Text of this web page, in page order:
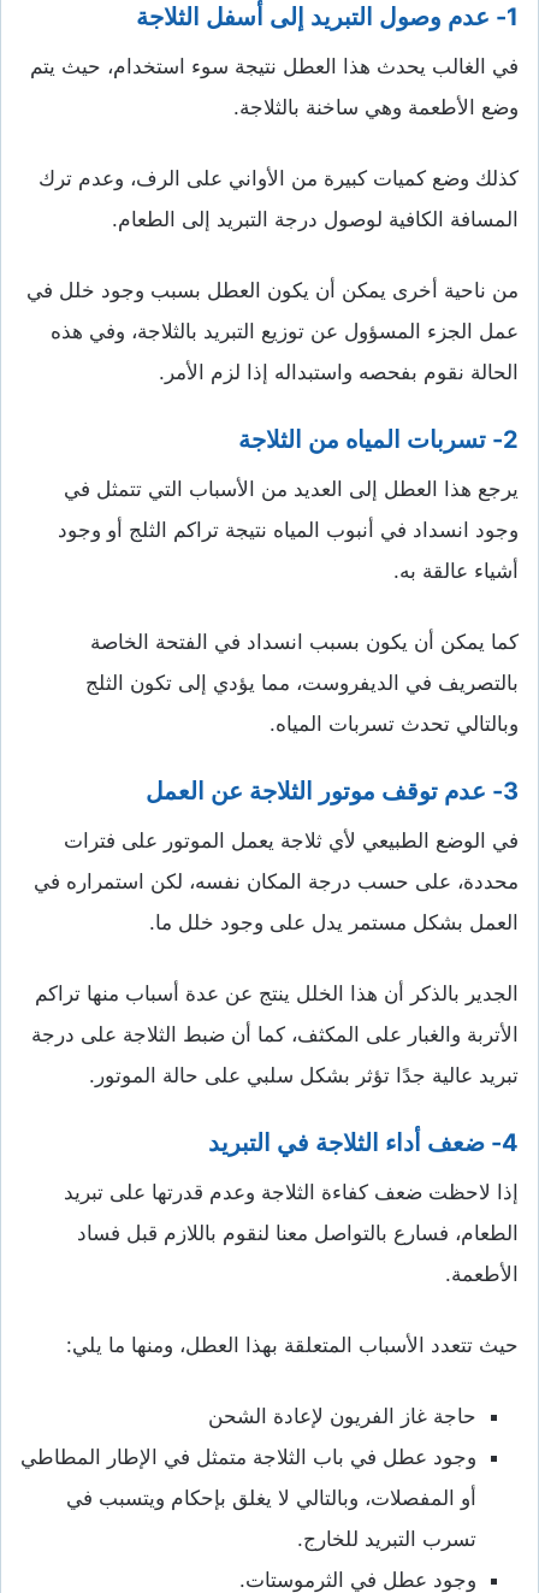
1- عدم وصول التبريد إلى أسفل الثلاجة
في الغالب يحدث هذا العطل نتيجة سوء استخدام، حيث يتم
وضع الأطعمة وهي ساخنة بالثلاجة.
كذلك وضع كميات كبيرة من الأواني على الرف، وعدم ترك
المسافة الكافية لوصول درجة التبريد إلى الطعام.
من ناحية أخرى يمكن أن يكون العطل بسبب وجود خلل في
عمل الجزء المسؤول عن توزيع التبريد بالثلاجة، وفي هذه
الحالة نقوم بفحصه واستبداله إذا لزم الأمر.
2- تسربات المياه من الثلاجة
يرجع هذا العطل إلى العديد من الأسباب التي تتمثل في
وجود انسداد في أنبوب المياه نتيجة تراكم الثلج أو وجود
أشياء عالقة به.
كما يمكن أن يكون بسبب انسداد في الفتحة الخاصة
بالتصريف في الديفروست، مما يؤدي إلى تكون الثلج
وبالتالي تحدث تسربات المياه.
3- عدم توقف موتور الثلاجة عن العمل
في الوضع الطبيعي لأي ثلاجة يعمل الموتور على فترات
محددة، على حسب درجة المكان نفسه، لكن استمراره في
العمل بشكل مستمر يدل على وجود خلل ما.
الجدير بالذكر أن هذا الخلل ينتج عن عدة أسباب منها تراكم
الأتربة والغبار على المكثف، كما أن ضبط الثلاجة على درجة
تبريد عالية جدًا تؤثر بشكل سلبي على حالة الموتور.
4- ضعف أداء الثلاجة في التبريد
إذا لاحظت ضعف كفاءة الثلاجة وعدم قدرتها على تبريد
الطعام، فسارع بالتواصل معنا لنقوم باللازم قبل فساد
الأطعمة.
حيث تتعدد الأسباب المتعلقة بهذا العطل، ومنها ما يلي:
حاجة غاز الفريون لإعادة الشحن
وجود عطل في باب الثلاجة متمثل في الإطار المطاطي
أو المفصلات، وبالتالي لا يغلق بإحكام ويتسبب في
تسرب التبريد للخارج.
وجود عطل في الثرموستات.